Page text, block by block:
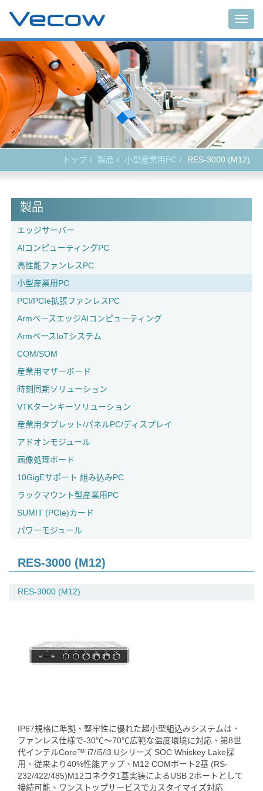
トップ 製品 小型産業用PC RES-3000 (M12)
製品
エッジサーバー
AIコンピューティングPC
高性能ファンレスPC
小型産業用PC
PCI/PCIe拡張ファンレスPC
ArmベースエッジAIコンピューティング
ArmベースIoTシステム
COM/SOM
産業用マザーボード
時刻同期ソリューション
VTKターンキーソリューション
産業用タブレット/パネルPC/ディスプレイ
アドオンモジュール
画像処理ボード
10GigEサポート 組み込みPC
ラックマウント型産業用PC
SUMIT (PCIe)カード
パワーモジュール
RES-3000 (M12)
RES-3000 (M12)
IP67規格に準拠、堅牢性に優れた超小型組込みシステムは、
ファンレス仕様で-30℃～70℃広範な温度環境に対応、第8世
代インテルCore™ i7/i5/i3 Uシリーズ SOC Whiskey Lake採
用、従来より40%性能アップ、M12 COMポート2基 (RS-
232/422/485)M12コネクタ1基実装によるUSB 2ポートとして
接続可能、ワンストップサービスでカスタイマイズ対応